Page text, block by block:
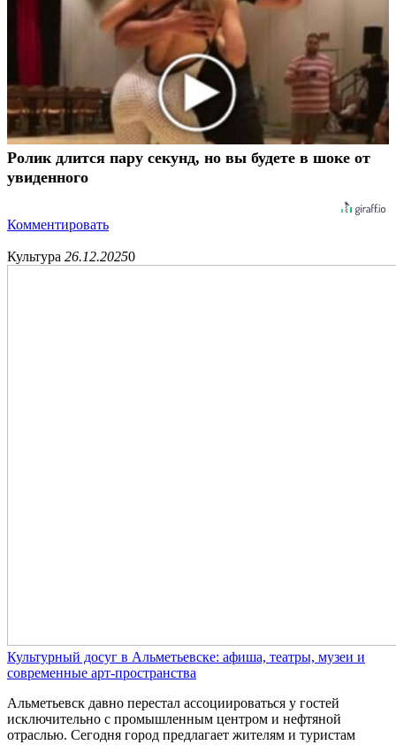
Ролик длится пару секунд, но вы будете в шоке от
увиденного
Комментировать
Культура 26.12.20250
Культурный досуг в Альметьевске: афиша, театры, музеи и
современные арт-пространства
Альметьевск давно перестал ассоциироваться у гостей
исключительно с промышленным центром и нефтяной
отраслью. Сегодня город предлагает жителям и туристам